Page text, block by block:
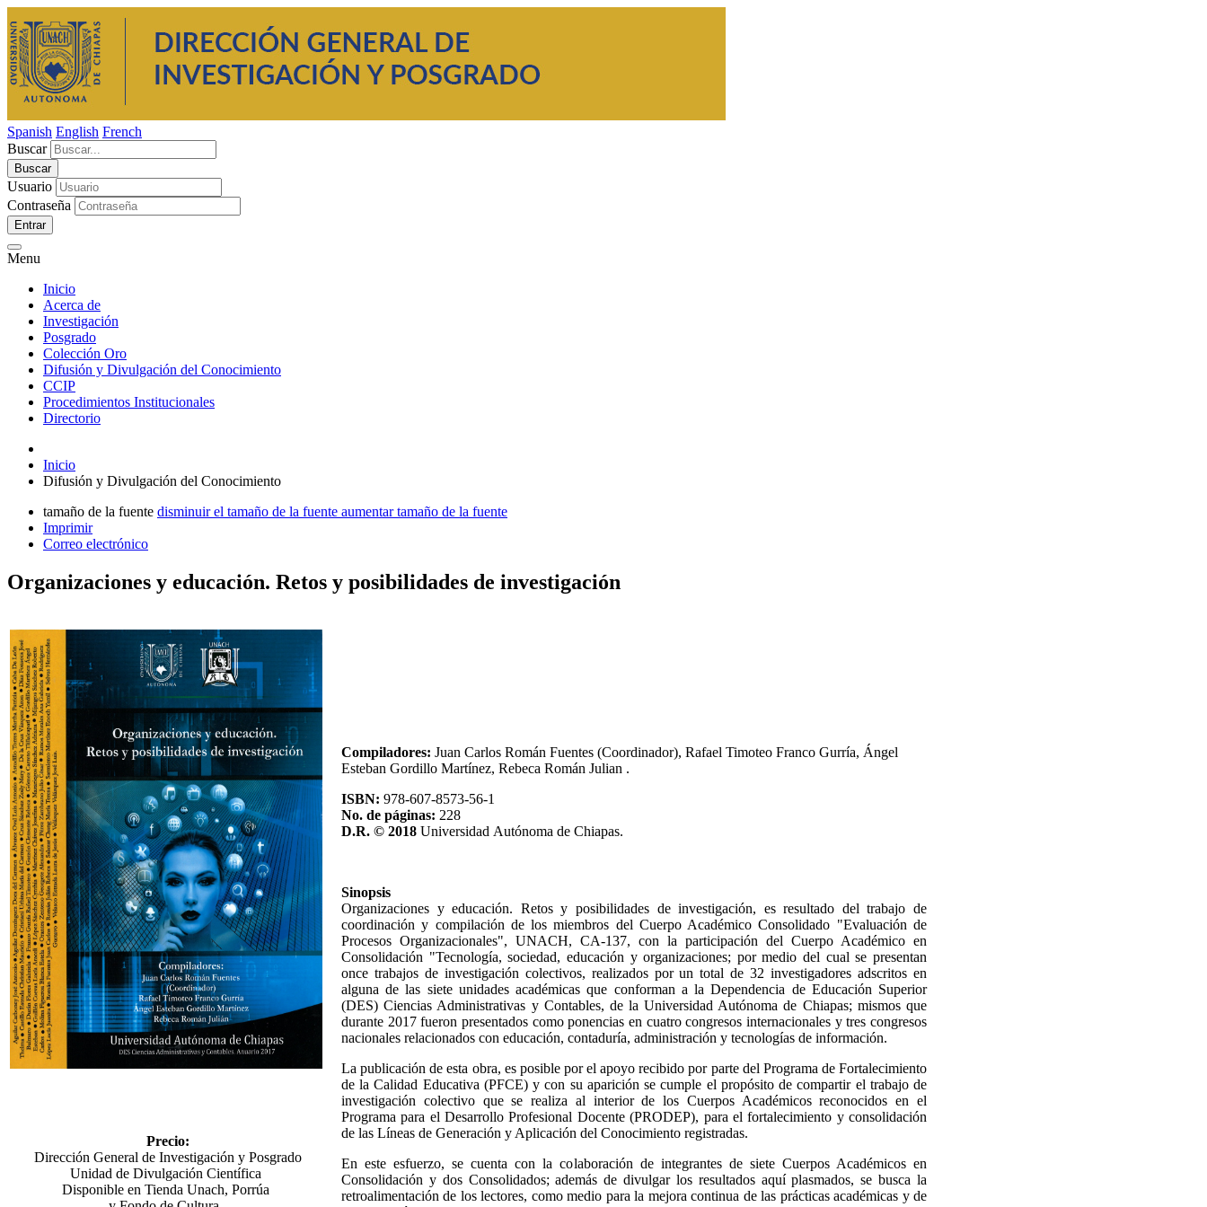
Spanish English French
Buscar
Usuario
Contraseña
Entrar
Menu
Inicio
Acerca de
Investigación
Posgrado
Colección Oro
Difusión y Divulgación del Conocimiento
CCIP
Procedimientos Institucionales
Directorio
Inicio
Difusión y Divulgación del Conocimiento
tamaño de la fuente disminuir el tamaño de la fuente aumentar tamaño de la fuente
Imprimir
Correo electrónico
Organizaciones y educación. Retos y posibilidades de investigación
Precio:
Dirección General de Investigación y Posgrado
Unidad de Divulgación Científica
Disponible en Tienda Unach, Porrúa
Compiladores: Juan Carlos Román Fuentes (Coordinador), Rafael Timoteo Franco Gurría, Ángel
Esteban Gordillo Martínez, Rebeca Román Julian .
ISBN: 978-607-8573-56-1
No. de páginas: 228
D.R. © 2018 Universidad Autónoma de Chiapas.
Sinopsis
Organizaciones y educación. Retos y posibilidades de investigación, es resultado del trabajo de
coordinación y compilación de los miembros del Cuerpo Académico Consolidado "Evaluación de
Procesos Organizacionales", UNACH, CA-137, con la participación del Cuerpo Académico en
Consolidación "Tecnología, sociedad, educación y organizaciones; por medio del cual se presentan
once trabajos de investigación colectivos, realizados por un total de 32 investigadores adscritos en
alguna de las siete unidades académicas que conforman a la Dependencia de Educación Superior
(DES) Ciencias Administrativas y Contables, de la Universidad Autónoma de Chiapas; mismos que
durante 2017 fueron presentados como ponencias en cuatro congresos internacionales y tres congresos
nacionales relacionados con educación, contaduría, administración y tecnologías de información.
La publicación de esta obra, es posible por el apoyo recibido por parte del Programa de Fortalecimiento
de la Calidad Educativa (PFCE) y con su aparición se cumple el propósito de compartir el trabajo de
investigación colectivo que se realiza al interior de los Cuerpos Académicos reconocidos en el
Programa para el Desarrollo Profesional Docente (PRODEP), para el fortalecimiento y consolidación
de las Líneas de Generación y Aplicación del Conocimiento registradas.
En este esfuerzo, se cuenta con la colaboración de integrantes de siete Cuerpos Académicos en
Consolidación y dos Consolidados; además de divulgar los resultados aquí plasmados, se busca la
retroalimentación de los lectores, como medio para la mejora continua de las prácticas académicas y de